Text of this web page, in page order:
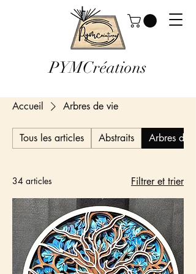
PYMCréations
Accueil Arbres de vie
Tous les articles Abstraits Arbres de
34 articles Filtrer et trier